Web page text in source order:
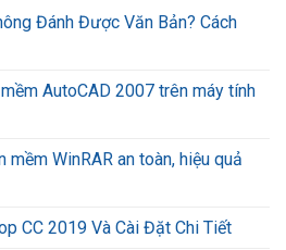
Đánh Được Văn Bản? Cách
AutoCAD 2007 trên máy tính
WinRAR an toàn, hiệu quả
CC 2019 Và Cài Đặt Chi Tiết